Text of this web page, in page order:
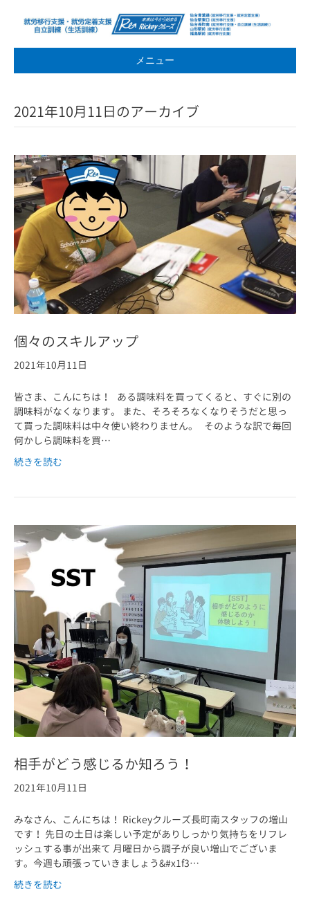
メニュー
2021年10月11日のアーカイブ
個々のスキルアップ
2021年10月11日
皆さま、こんにちは！ ある調味料を買ってくると、すぐに別の
調味料がなくなります。 また、そろそろなくなりそうだと思っ
て買った調味料は中々使い終わりません。 そのような訳で毎回
何かしら調味料を買…
続きを読む
相手がどう感じるか知ろう！
2021年10月11日
みなさん、こんにちは！ Rickeyクルーズ長町南スタッフの増山
です！ 先日の土日は楽しい予定がありしっかり気持ちをリフレ
ッシュする事が出来て 月曜日から調子が良い増山でございま
す。今週も頑張っていきましょう&#x1f3…
続きを読む